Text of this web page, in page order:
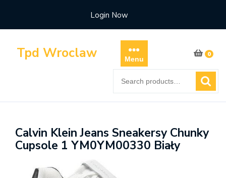
content
Login Now
Tpd Wroclaw Menu
0
for:
Calvin Klein Jeans Sneakersy Chunky
Cupsole 1 YM0YM00330 Biały